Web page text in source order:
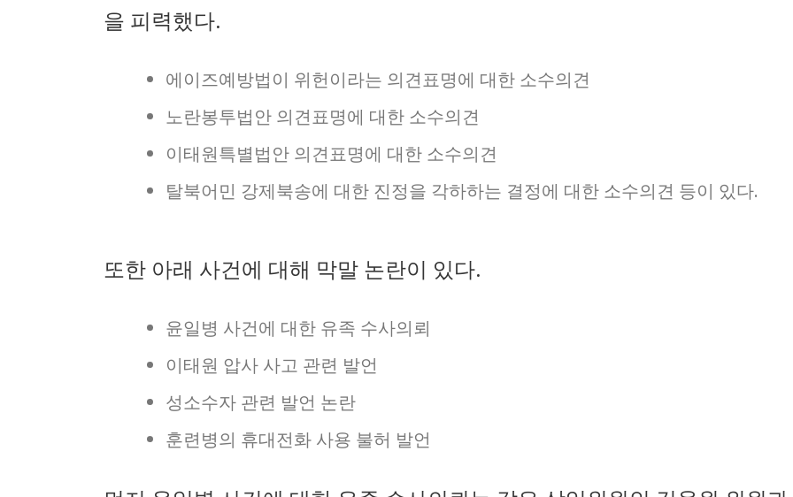
을 피력했다.
에이즈예방법이 위헌이라는 의견표명에 대한 소수의견
노란봉투법안 의견표명에 대한 소수의견
이태원특별법안 의견표명에 대한 소수의견
탈북어민 강제북송에 대한 진정을 각하하는 결정에 대한 소수의견 등이 있다.
또한 아래 사건에 대해 막말 논란이 있다.
윤일병 사건에 대한 유족 수사의뢰
이태원 압사 사고 관련 발언
성소수자 관련 발언 논란
훈련병의 휴대전화 사용 불허 발언